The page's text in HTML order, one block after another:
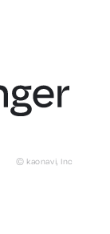
© kaonavi, Inc